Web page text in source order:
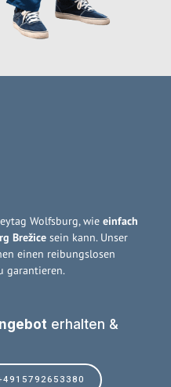
Wolfsburg, wie einfach
Brežice sein kann. Unser
einen reibungslosen
garantieren.
erhalten &